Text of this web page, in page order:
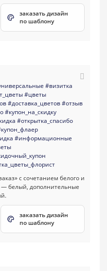
заказать дизайн
по шаблону
#визитка
#цветы
#доставка_цветов#отзыв
#купон_на_скидку
#открытка_спасибо
#информационные
заказать дизайн
по шаблону